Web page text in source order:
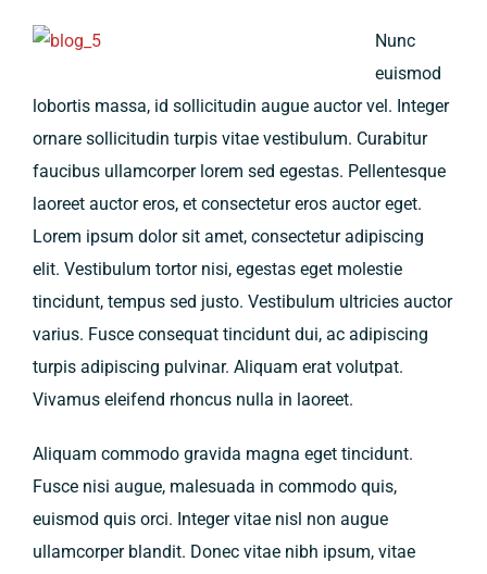
Nunc
euismod
lobortis massa, id sollicitudin augue auctor vel. Integer
ornare sollicitudin turpis vitae vestibulum. Curabitur
faucibus ullamcorper lorem sed egestas. Pellentesque
laoreet auctor eros, et consectetur eros auctor eget.
Lorem ipsum dolor sit amet, consectetur adipiscing
elit. Vestibulum tortor nisi, egestas eget molestie
tincidunt, tempus sed justo. Vestibulum ultricies auctor
varius. Fusce consequat tincidunt dui, ac adipiscing
turpis adipiscing pulvinar. Aliquam erat volutpat.
Vivamus eleifend rhoncus nulla in laoreet.
Aliquam commodo gravida magna eget tincidunt.
Fusce nisi augue, malesuada in commodo quis,
euismod quis orci. Integer vitae nisl non augue
ullamcorper blandit. Donec vitae nibh ipsum, vitae